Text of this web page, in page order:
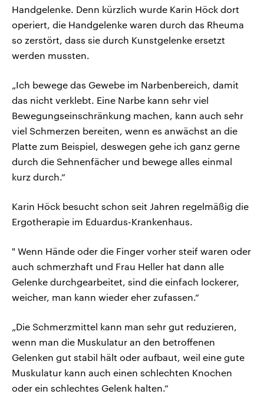
Handgelenke. Denn kürzlich wurde Karin Höck dort
operiert, die Handgelenke waren durch das Rheuma
so zerstört, dass sie durch Kunstgelenke ersetzt
werden mussten.
„Ich bewege das Gewebe im Narbenbereich, damit
das nicht verklebt. Eine Narbe kann sehr viel
Bewegungseinschränkung machen, kann auch sehr
viel Schmerzen bereiten, wenn es anwächst an die
Platte zum Beispiel, deswegen gehe ich ganz gerne
durch die Sehnenfächer und bewege alles einmal
kurz durch.“
Karin Höck besucht schon seit Jahren regelmäßig die
Ergotherapie im Eduardus-Krankenhaus.
" Wenn Hände oder die Finger vorher steif waren oder
auch schmerzhaft und Frau Heller hat dann alle
Gelenke durchgearbeitet, sind die einfach lockerer,
weicher, man kann wieder eher zufassen.“
„Die Schmerzmittel kann man sehr gut reduzieren,
wenn man die Muskulatur an den betroffenen
Gelenken gut stabil hält oder aufbaut, weil eine gute
Muskulatur kann auch einen schlechten Knochen
oder ein schlechtes Gelenk halten.“